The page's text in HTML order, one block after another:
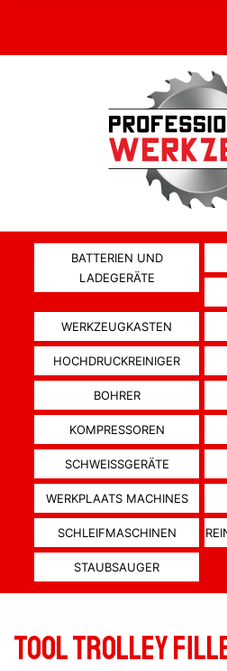
BATTERIEN UND
LADEGERÄTE
WERKZEUGKASTEN
HOCHDRUCKREINIGER
BOHRER
KOMPRESSOREN
SCHWEISSGERÄTE
WERKPLAATS MACHINES
SCHLEIFMASCHINEN
STAUBSAUGER
Tool trolley